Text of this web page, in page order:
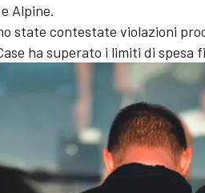
Alpine.
state contestate violazioni
ha superato i limiti di spesa